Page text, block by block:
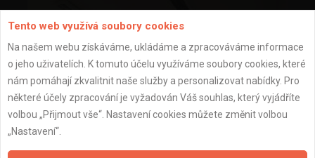
Tento web využívá soubory cookies
Na našem webu získáváme, ukládáme a zpracováváme informace
o jeho uživatelích. K tomuto účelu využíváme soubory cookies, které
nám pomáhají zkvalitnit naše služby a personalizovat nabídky. Pro
některé účely zpracování je vyžadován Váš souhlas, který vyjádříte
volbou „Přijmout vše“. Nastavení cookies můžete změnit volbou
„Nastavení“.